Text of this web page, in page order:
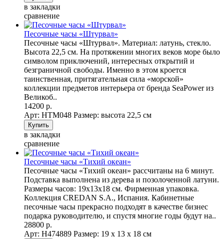
в закладки
сравнение
Песочные часы «Штурвал»
Песочные часы «Штурвал». Материал: латунь, стекло.
Высота 22,5 см. На протяжении многих веков море было
символом приключений, интересных открытий и
безграничной свободы. Именно в этом кроется
таинственная, притягательная сила «морской»
коллекции предметов интерьера от бренда SeaPower из
Великоб..
14200 р.
Арт: НTM048 Размер: высота 22,5 см
в закладки
сравнение
Песочные часы «Тихий океан»
Песочные часы «Тихий океан» рассчитаны на 6 минут.
Подставка выполнена из дерева и позолоченной латуни.
Размеры часов: 19х13х18 см. Фирменная упаковка.
Коллекция CREDAN S.A., Испания. Кабинетные
песочные часы прекрасно подходят в качестве бизнес
подарка руководителю, и спустя многие годы будут на..
28800 р.
Арт: Н474889 Размер: 19 х 13 х 18 см